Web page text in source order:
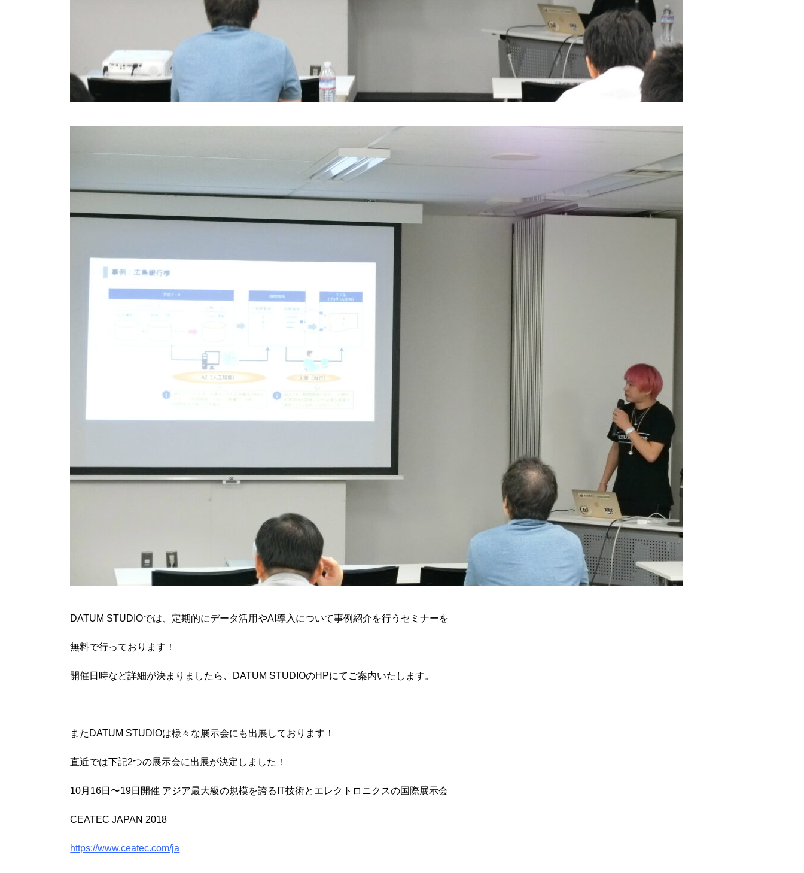
DATUM STUDIOでは、定期的にデータ活用やAI導入について事例紹介を行うセミナーを
無料で行っております！
開催日時など詳細が決まりましたら、DATUM STUDIOのHPにてご案内いたします。
またDATUM STUDIOは様々な展示会にも出展しております！
直近では下記2つの展示会に出展が決定しました！
10月16日〜19日開催 アジア最大級の規模を誇るIT技術とエレクトロニクスの国際展示会
CEATEC JAPAN 2018
https://www.ceatec.com/ja